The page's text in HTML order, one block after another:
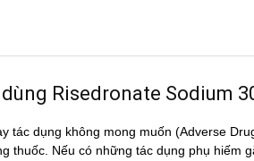
Risedronate Sodium
tác dụng không mong muốn (Adverse
thuốc. Nếu có những tác dụng phụ hiếm